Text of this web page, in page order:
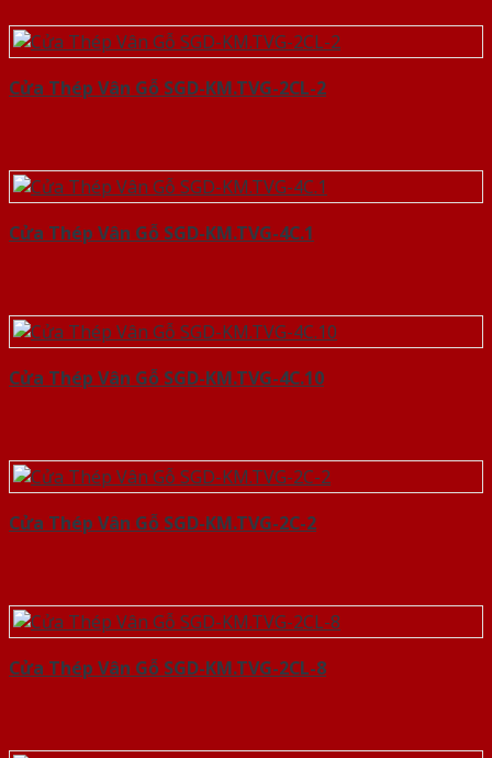
Cửa Thép Vân Gỗ SGD-KM.TVG-2CL-2
Cửa Thép Vân Gỗ SGD-KM.TVG-4C.1
Cửa Thép Vân Gỗ SGD-KM.TVG-4C.10
Cửa Thép Vân Gỗ SGD-KM.TVG-2C-2
Cửa Thép Vân Gỗ SGD-KM.TVG-2CL-8